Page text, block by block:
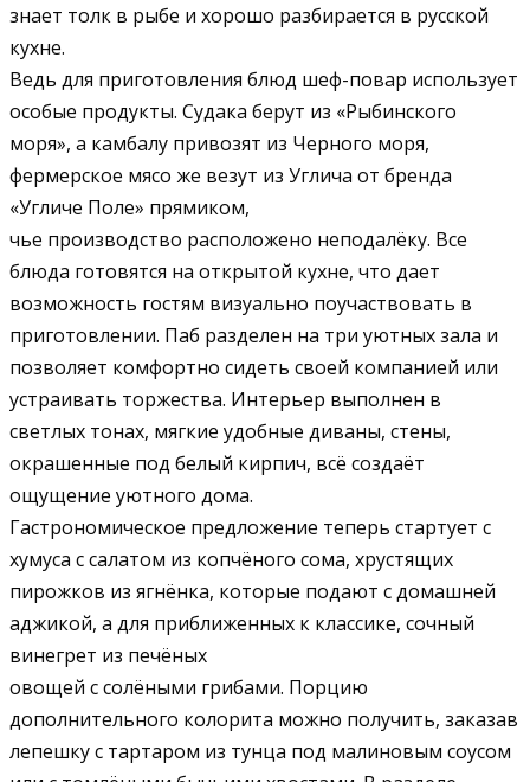
знает толк в рыбе и хорошо разбирается в русской
кухне.
Ведь для приготовления блюд шеф-повар использует
особые продукты. Судака берут из «Рыбинского
моря», а камбалу привозят из Черного моря,
фермерское мясо же везут из Углича от бренда
«Угличе Поле» прямиком,
чье производство расположено неподалёку. Все
блюда готовятся на открытой кухне, что дает
возможность гостям визуально поучаствовать в
приготовлении. Паб разделен на три уютных зала и
позволяет комфортно сидеть своей компанией или
устраивать торжества. Интерьер выполнен в
светлых тонах, мягкие удобные диваны, стены,
окрашенные под белый кирпич, всё создаёт
ощущение уютного дома.
Гастрономическое предложение теперь стартует с
хумуса с салатом из копчёного сома, хрустящих
пирожков из ягнёнка, которые подают с домашней
аджикой, а для приближенных к классике, сочный
винегрет из печёных
овощей с солёными грибами. Порцию
дополнительного колорита можно получить, заказав
лепешку с тартаром из тунца под малиновым соусом